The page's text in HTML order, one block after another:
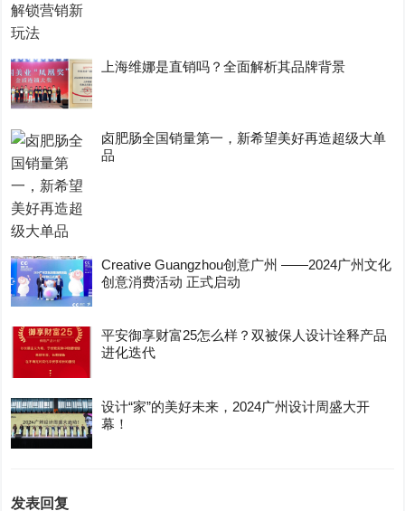
上海维娜是直销吗？全面解析其品牌背景
卤肥肠全国销量第一，新希望美好再造超级大单
品
Creative Guangzhou创意广州 ——2024广州文化
创意消费活动 正式启动
平安御享财富25怎么样？双被保人设计诠释产品
进化迭代
设计“家”的美好未来，2024广州设计周盛大开
幕！
发表回复